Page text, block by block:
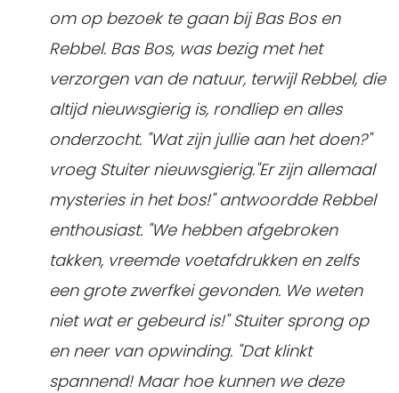
om op bezoek te gaan bij Bas Bos en
Rebbel. Bas Bos, was bezig met het
verzorgen van de natuur, terwijl Rebbel, die
altijd nieuwsgierig is, rondliep en alles
onderzocht. "Wat zijn jullie aan het doen?"
vroeg Stuiter nieuwsgierig."Er zijn allemaal
mysteries in het bos!" antwoordde Rebbel
enthousiast. "We hebben afgebroken
takken, vreemde voetafdrukken en zelfs
een grote zwerfkei gevonden. We weten
niet wat er gebeurd is!" Stuiter sprong op
en neer van opwinding. "Dat klinkt
spannend! Maar hoe kunnen we deze